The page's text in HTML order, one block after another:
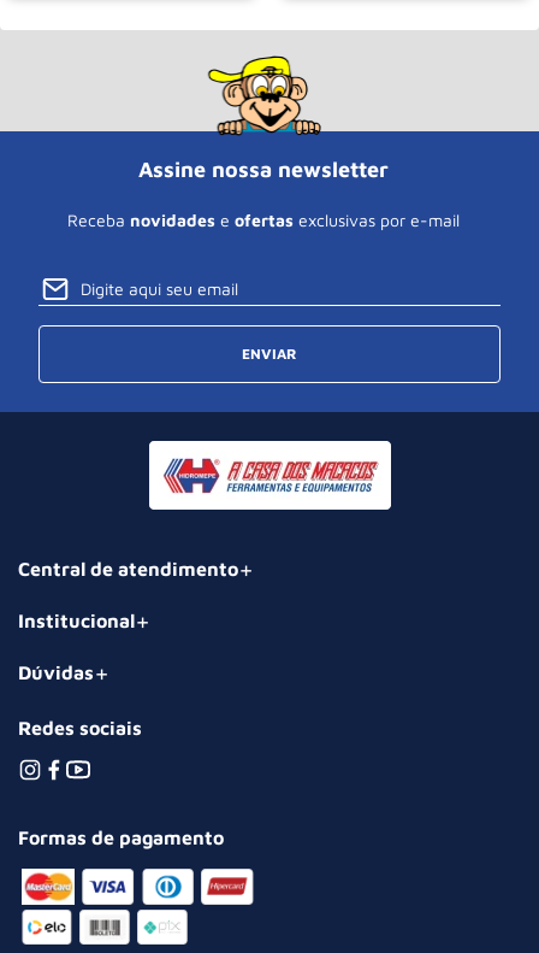
Assine nossa newsletter
Receba novidades e ofertas exclusivas por e-mail
ENVIAR
Central de atendimento
Institucional
Dúvidas
Redes sociais
Formas de pagamento